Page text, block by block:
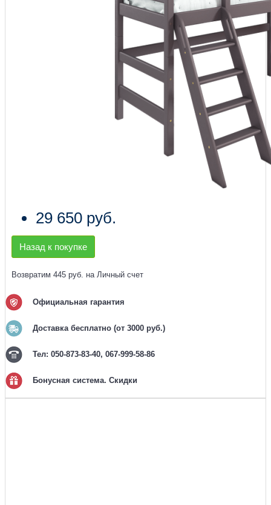
29 650 руб.
Назад к покупке
Возвратим 445 руб. на Личный счет
Официальная гарантия
Доставка бесплатно (от 3000 руб.)
Тел: 050-873-83-40, 067-999-58-86
Бонусная система. Скидки